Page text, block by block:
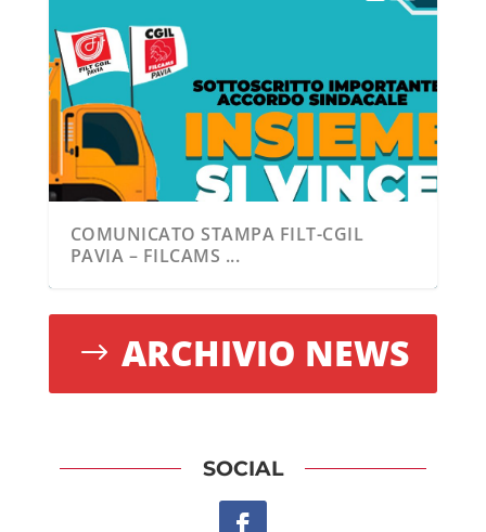
COMUNICATO STAMPA FILT-CGIL
PAVIA – FILCAMS ...
ARCHIVIO NEWS
SOCIAL